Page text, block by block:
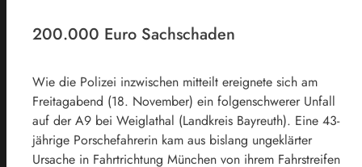
200.000 Euro Sachschaden
Wie die Polizei inzwischen mitteilt ereignete sich am
Freitagabend (18. November) ein folgenschwerer Unfall
auf der A9 bei Weiglathal (Landkreis Bayreuth). Eine 43-
jährige Porschefahrerin kam aus bislang ungeklärter
Ursache in Fahrtrichtung München von ihrem Fahrstreifen